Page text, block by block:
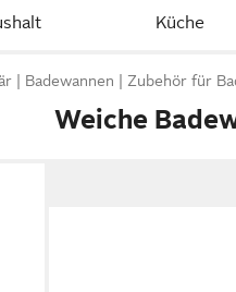
Küche
Badewannen Zubehör für
Weiche